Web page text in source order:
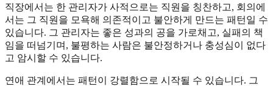
직장에서는 한 관리자가 사적으로는 직원을 칭찬하고, 회의에
서는 그 직원을 모욕해 의존적이고 불안하게 만드는 패턴일 수
있습니다. 그 관리자는 좋은 성과의 공을 가로채고, 실패의 책
임을 떠넘기며, 불평하는 사람은 불안정하거나 충성심이 없다
고 암시할 수 있습니다.
연애 관계에서는 패턴이 강렬함으로 시작될 수 있습니다. 그